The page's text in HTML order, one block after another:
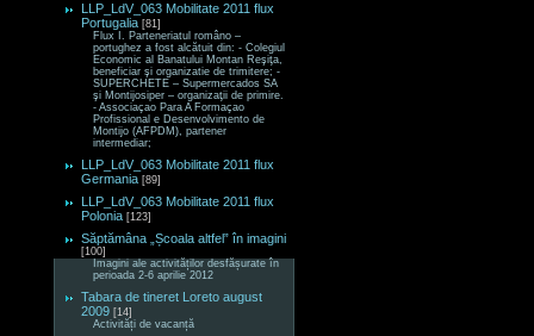
LLP_LdV_063 Mobilitate 2011 flux
Portugalia [81]
Flux I. Parteneriatul româno –
portughez a fost alcătuit din: - Colegiul
Economic al Banatului Montan Reşiţa,
beneficiar şi organizatie de trimitere; -
SUPERCHETE – Supermercados SA
şi Montijosiper – organizaţii de primire.
- Associaçao Para A Formaçao
Profissional e Desenvolvimento de
Montijo (AFPDM), partener
intermediar;
LLP_LdV_063 Mobilitate 2011 flux
Germania [89]
LLP_LdV_063 Mobilitate 2011 flux
Polonia [123]
Săptămâna „Școala altfel” în imagini
[100]
Imagini ale activităților desfășurate în
perioada 2-6 aprilie 2012
Tabara de tineret Loreto august
2009 [14]
Activități de vacanță